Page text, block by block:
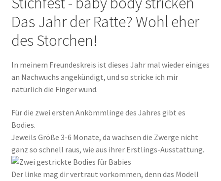
Das Jahr der Ratte? Wohl eher
des Storchen!
In meinem Freundeskreis ist dieses Jahr mal wieder einiges
an Nachwuchs angekündigt, und so stricke ich mir
natürlich die Finger wund.
Für die zwei ersten Ankömmlinge des Jahres gibt es
Bodies.
Jeweils Größe 3-6 Monate, da wachsen die Zwerge nicht
ganz so schnell raus, wie aus ihrer Erstlings-Ausstattung.
Der linke mag dir vertraut vorkommen, denn das Modell